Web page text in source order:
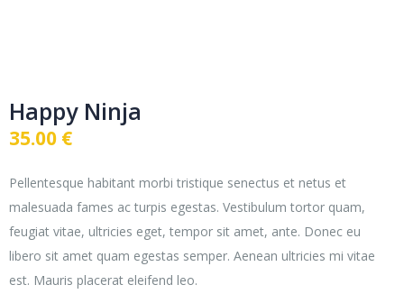
Happy Ninja
35.00 €
Pellentesque habitant morbi tristique senectus et netus et
malesuada fames ac turpis egestas. Vestibulum tortor quam,
feugiat vitae, ultricies eget, tempor sit amet, ante. Donec eu
libero sit amet quam egestas semper. Aenean ultricies mi vitae
est. Mauris placerat eleifend leo.